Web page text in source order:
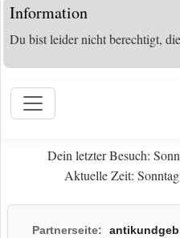
Information
Du bist leider nicht berechtigt,
Dein letzter Besuch:
Aktuelle Zeit:
Partnerseite: